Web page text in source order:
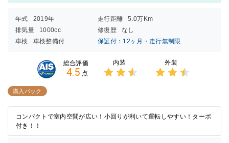
年式 2019年 走行距離
5.0万Km
排気量
1000cc 修復歴
なし
車検
車検整備付 保証付：12ヶ月・走行無制限
総合評価
4.5 点
内装 外装
購入パック
コンパクトで室内空間が広い！小回りが利いて運転しやすい！ターボ
付き！！